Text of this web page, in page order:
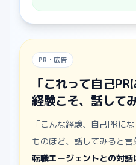
PR・広告
「これって自己
経験こそ、話して
「こんな経験、自己PRに
ものほど、話してみると言
転職エージェントとの対